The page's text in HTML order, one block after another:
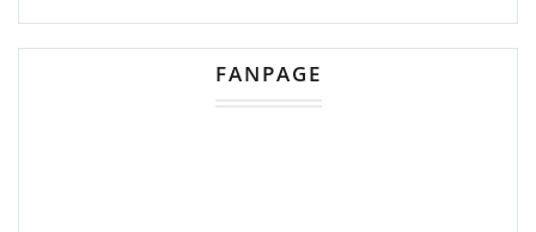
cách nội thất ngoài trời hoặc trong
nhà với vẻ đẹp tự nhiên, chiếc ghế
FANPAGE